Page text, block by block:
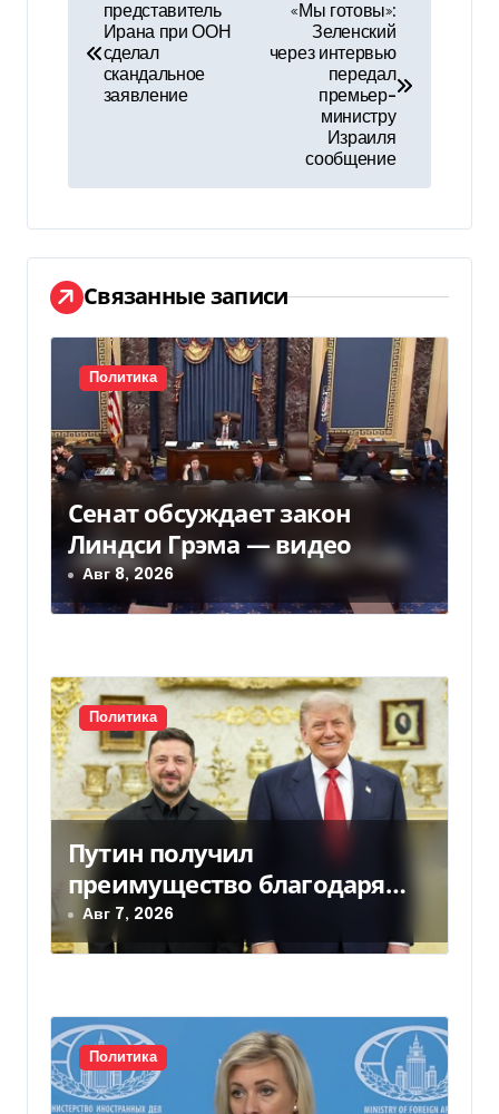
г
а
ц
и
я
п
о
з
а
п
с
я
м
представитель
Ирана при ООН
сделал
скандальное
заявление
«Мы готовы»:
Зеленский
через интервью
передал
премьер-
министру
Израиля
сообщение
Связанные записи
Политика
Сенат обсуждает закон
Линдси Грэма — видео
Авг 8, 2026
Политика
Путин получил
преимущество благодаря
действиям США
Авг 7, 2026
Политика